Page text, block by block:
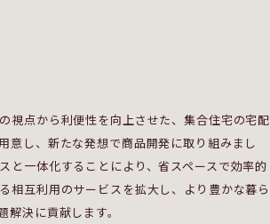
視点から利便性を向上させた、集合住宅の宅配
意し、新たな発想で商品開発に取り組みまし
と一体化することにより、省スペースで効率的
相互利用のサービスを拡大し、より豊かな暮ら
決に貢献します。